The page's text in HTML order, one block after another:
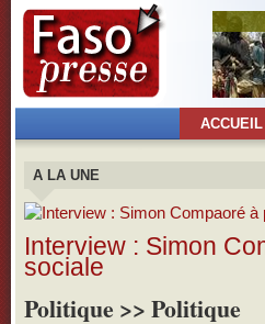
ACCUEIL
A LA UNE
Interview : Simon
sociale
Politique >> Politique